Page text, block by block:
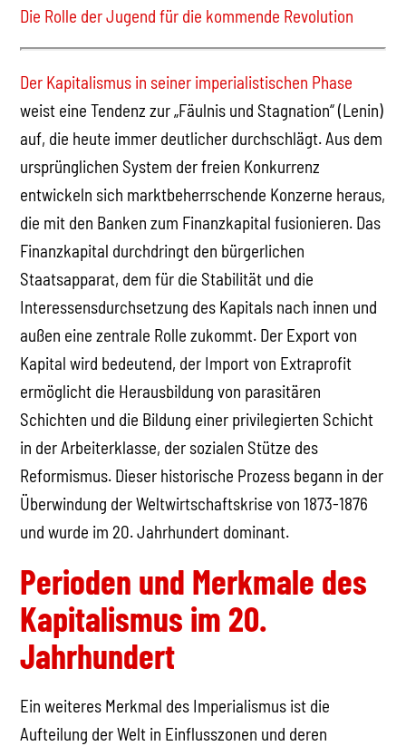
Die Rolle der Jugend für die kommende Revolution
Der Kapitalismus in seiner imperialistischen Phase
weist eine Tendenz zur „Fäulnis und Stagnation“ (Lenin)
auf, die heute immer deutlicher durchschlägt. Aus dem
ursprünglichen System der freien Konkurrenz
entwickeln sich marktbeherrschende Konzerne heraus,
die mit den Banken zum Finanzkapital fusionieren. Das
Finanzkapital durchdringt den bürgerlichen
Staatsapparat, dem für die Stabilität und die
Interessensdurchsetzung des Kapitals nach innen und
außen eine zentrale Rolle zukommt. Der Export von
Kapital wird bedeutend, der Import von Extraprofit
ermöglicht die Herausbildung von parasitären
Schichten und die Bildung einer privilegierten Schicht
in der Arbeiterklasse, der sozialen Stütze des
Reformismus. Dieser historische Prozess begann in der
Überwindung der Weltwirtschaftskrise von 1873-1876
und wurde im 20. Jahrhundert dominant.
Perioden und Merkmale des
Kapitalismus im 20.
Jahrhundert
Ein weiteres Merkmal des Imperialismus ist die
Aufteilung der Welt in Einflusszonen und deren